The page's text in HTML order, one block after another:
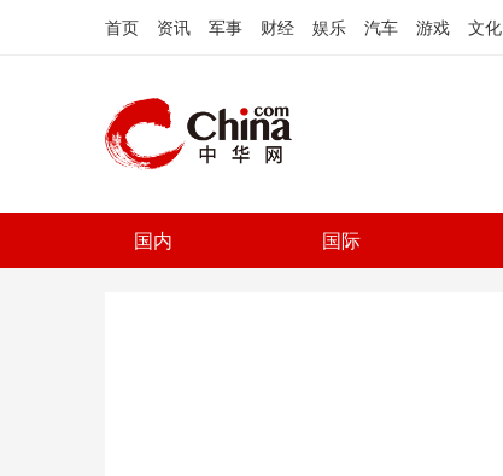
首页 资讯 军事 财经 娱乐 汽车 游戏 文化
国内 国际